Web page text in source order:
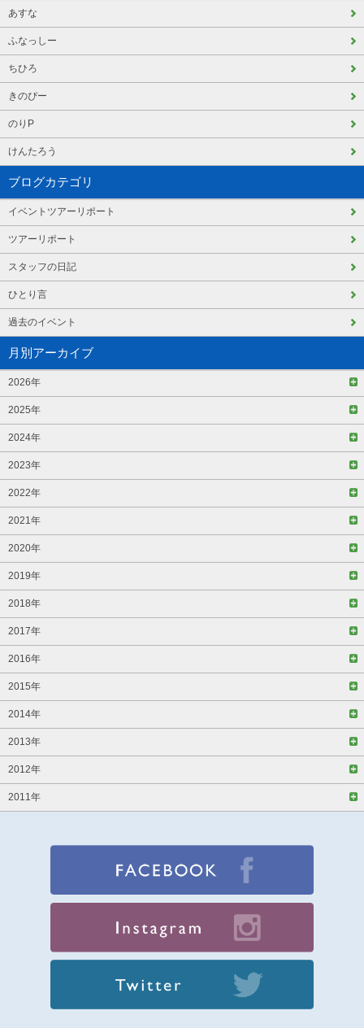
あすな
ふなっしー
ちひろ
きのぴー
のりP
けんたろう
ブログカテゴリ
イベントツアーリポート
ツアーリポート
スタッフの日記
ひとり言
過去のイベント
月別アーカイブ
2026年
2025年
2024年
2023年
2022年
2021年
2020年
2019年
2018年
2017年
2016年
2015年
2014年
2013年
2012年
2011年